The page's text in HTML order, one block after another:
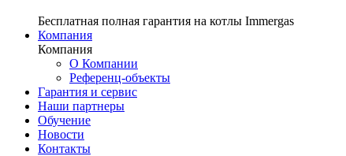
Бесплатная полная гарантия на котлы Immergas
Компания
Компания
О Компании
Референц-объекты
Гарантия и сервис
Наши партнеры
Обучение
Новости
Контакты